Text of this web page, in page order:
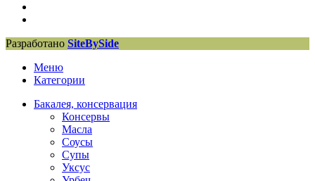
Разработано SiteBySide
Меню
Категории
Бакалея, консервация
Консервы
Масла
Соусы
Супы
Уксус